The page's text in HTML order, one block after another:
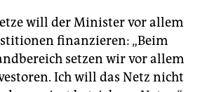
will der Minister vor allem
finanzieren: „Beim
setzen wir vor allem
Ich will das Netz nicht